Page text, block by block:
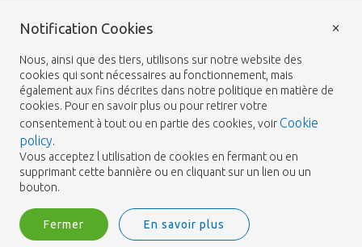
Notification Cookies
Nous, ainsi que des tiers, utilisons sur notre website des
cookies qui sont nécessaires au fonctionnement, mais
également aux fins décrites dans notre politique en matière de
cookies. Pour en savoir plus ou pour retirer votre
consentement à tout ou en partie des cookies, voirCookie
policy.
Vous acceptez l utilisation de cookies en fermant ou en
supprimant cette bannière ou en cliquant sur un lien ou un
bouton.
Fermer En savoir plus
×